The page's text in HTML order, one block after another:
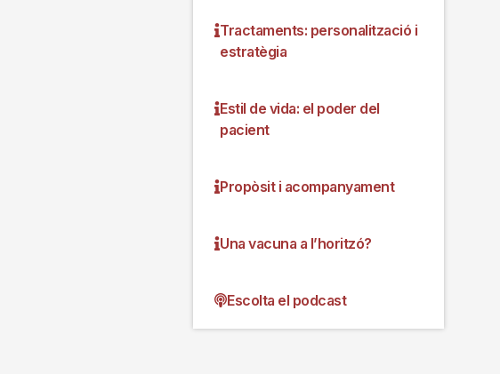
Tractaments: personalització i
estratègia
Estil de vida: el poder del
pacient
Propòsit i acompanyament
Una vacuna a l’horitzó?
Escolta el podcast